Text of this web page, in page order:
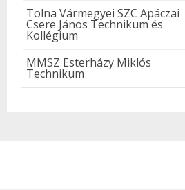
Tolna Vármegyei SZC Apáczai
Csere János Technikum és
Kollégium
MMSZ Esterházy Miklós
Technikum